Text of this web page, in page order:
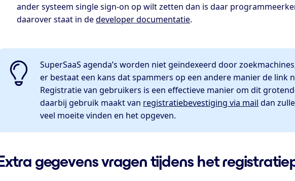
ander systeem single sign-on op wilt zetten dan is daar
daarover staat in dedeveloper documentatie.
SuperSaaS agenda’s worden niet geïndexeerd door
er bestaat een kans dat spammers op een andere manier de link
Registratie van gebruikers is een effectieve manier om dit
daarbij gebruik maakt van registratiebevestiging via mail dan
veel moeite vinden en het opgeven.
gegevens vragen tijdens het